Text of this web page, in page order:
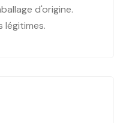
d'origine.
légitimes.